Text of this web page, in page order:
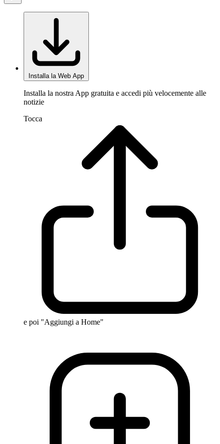
Installa la Web App
Installa la nostra App gratuita e accedi più velocemente alle
notizie
Tocca
e poi "Aggiungi a Home"